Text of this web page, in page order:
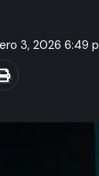
3, 2026 6:49